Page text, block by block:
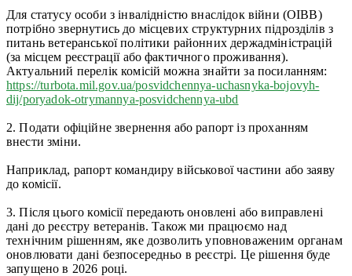
Для статусу особи з інвалідністю внаслідок війни (ОІВВ)
потрібно звернутись до місцевих структурних підрозділів з
питань ветеранської політики районних держадміністрацій
(за місцем реєстрації або фактичного проживання).
Актуальний перелік комісій можна знайти за посиланням:
https://turbota.mil.gov.ua/posvidchennya-uchasnyka-bojovyh-
dij/poryadok-otrymannya-posvidchennya-ubd
2. Подати офіційне звернення або рапорт із проханням
внести зміни.
Наприклад, рапорт командиру військової частини або заяву
до комісії.
3. Після цього комісії передають оновлені або виправлені
дані до реєстру ветеранів. Також ми працюємо над
технічним рішенням, яке дозволить уповноваженим органам
оновлювати дані безпосередньо в реєстрі. Це рішення буде
запущено в 2026 році.